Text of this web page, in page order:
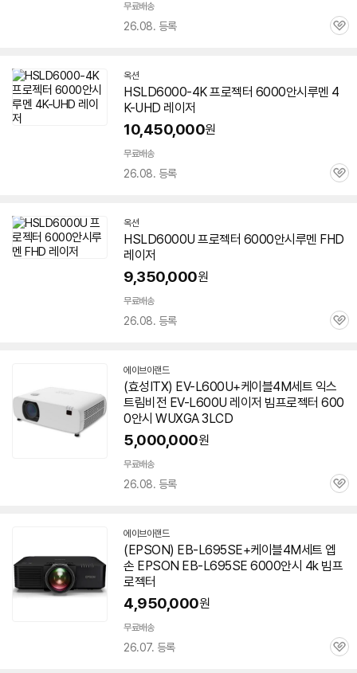
무료배송
26.08. 등록
관
옥션
HSLD6000-4K프로젝터 6000안시 루멘 4
K-UHD 레이저
10,450,000원
무료배송
26.08. 등록
관
옥션
HSLD6000U 프로젝터 6000안시 루멘 FHD
레이저
9,350,000원
무료배송
26.08. 등록
관
에이브이랜드네
이
버
페
(효성ITX) EV-L600U+케이블4M세트 익스
트림비전 EV-L600U 레이저 빔프로젝터 600
0안시 WUXGA 3LCD
5,000,000원
무료배송
26.08. 등록
관
에이브이랜드네
이
버
(EPSON) EB-L695SE+케이블4M세트 엡
손 EPSON EB-L695SE 6000안시 4k 빔프
로젝터
4,950,000원
무료배송
26.07. 등록
관